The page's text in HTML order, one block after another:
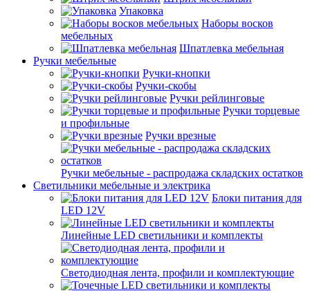
Упаковка
Наборы восков
мебельных
Шпатлевка мебельная
Ручки мебельные
Ручки-кнопки
Ручки-скобы
Ручки рейлинговые
Ручки торцевые
и профильные
Ручки врезные
Ручки мебельные - распродажа складских остатков
Светильники мебельные и электрика
Блоки питания для
LED 12V
Линейные LED светильники и комплекты
Светодиодная лента, профили и комплектующие